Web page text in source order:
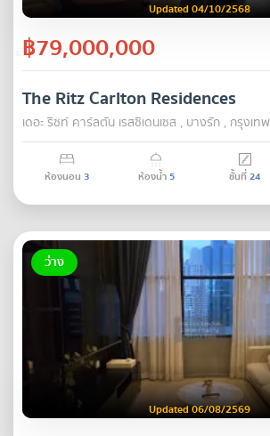
Updated 04/10/2568
฿79,000,000
The Ritz Carlton Residences
เดอะ ริซท์ คาร์ลตัน เรสซิเดนเซส , บางรัก , กรุงเทพ
ห้องนอน 3 ห้องน้ำ5 ชั้นที่24
ว่าง
Updated 06/08/2569